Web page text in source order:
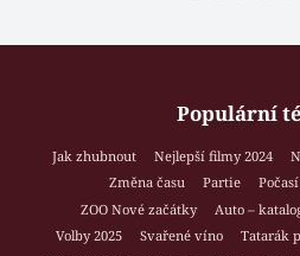
Populární
Jak zhubnout Nejlepší filmy 2024
Změna času
Partie Počasí
ZOO Nové začátky
Auto –
Volby 2025
Svařené víno Tatarák